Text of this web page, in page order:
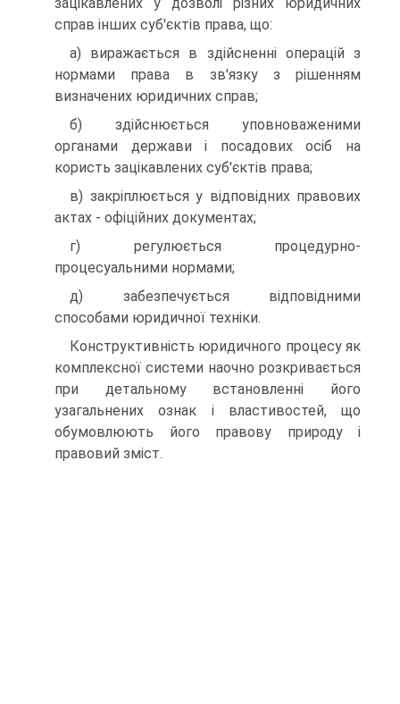
справ інших суб'єктів права, що:
а) виражається в здійсненні операцій з
нормами права в зв'язку з рішенням
визначених юридичних справ;
б) здійснюється уповноваженими
органами держави і посадових осіб на
користь зацікавлених суб'єктів права;
в) закріплюється у відповідних правових
актах - офіційних документах;
г) регулюється процедурно-
процесуальними нормами;
д) забезпечується відповідними
способами юридичної техніки.
Конструктивність юридичного процесу як
комплексної системи наочно розкривається
при детальному встановленні його
узагальнених ознак і властивостей, що
обумовлюють його правову природу і
правовий зміст.